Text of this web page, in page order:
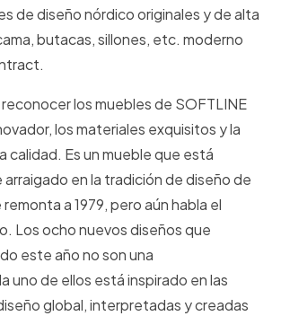
de diseño nórdico originales y de alta
butacas, sillones, etc. moderno
los muebles de SOFTLINE
los materiales exquisitos y la
calidad. Es un mueble que está
en la tradición de diseño de
a 1979, pero aún habla el
Los ocho nuevos diseños que
este año no son una
uno de ellos está inspirado en las
global, interpretadas y creadas